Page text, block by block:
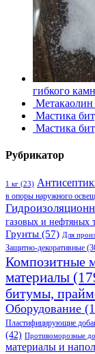
гибкого
Мастика
Мастика
Рубрикатор
1 кг (23)
в опоры наружного
газовых и нефтяных
Грунты (57) Для
Защитно-декоративные
Композитные
материалы
битумы,
Оборудование
Пластифицирующие
(42) Противоморозные
материалы и